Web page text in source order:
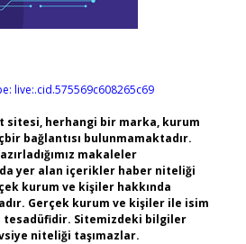
live:.cid.575569c608265c69
sitesi, herhangi bir marka, kurum
bağlantısı bulunmamaktadır.
makaleler
yer alan içerikler haber niteliği
kurum ve kişiler hakkında
Gerçek kurum ve kişiler ile isim
Sitemizdeki bilgiler
niteliği taşımazlar.